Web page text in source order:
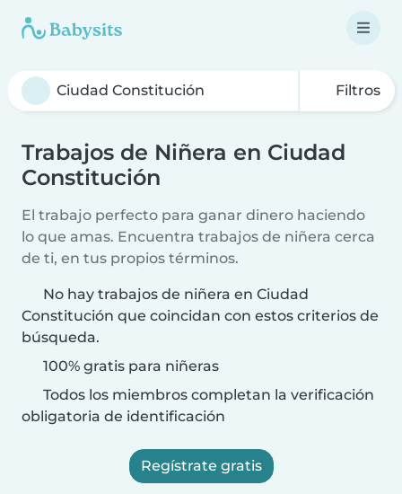
Filtros
Trabajos de Niñera en Ciudad
Constitución
El trabajo perfecto para ganar dinero haciendo
lo que amas. Encuentra trabajos de niñera cerca
de ti, en tus propios términos.
No hay trabajos de niñera en Ciudad
Constitución que coincidan con estos criterios de
búsqueda.
100% gratis para niñeras
Todos los miembros completan la verificación
obligatoria de identificación
Regístrate gratis